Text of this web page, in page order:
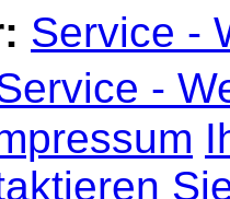
Service -
-